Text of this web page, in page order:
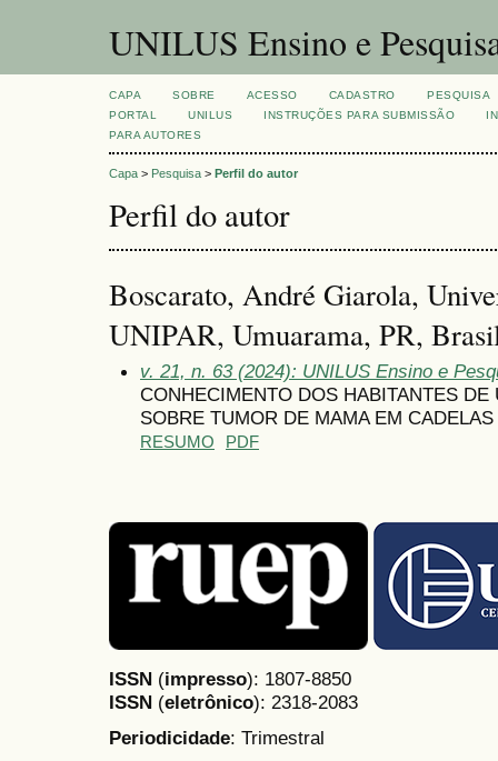
UNILUS Ensino e
CAPA SOBRE ACESSO CADASTRO
PESQUISA
PORTAL
UNILUS INSTRUÇÕES PARA SUBMISSÃO
PARA AUTORES
Capa > Pesquisa > Perfil do autor
Perfil do autor
Boscarato, André Giarola,
UNIPAR, Umuarama, PR,
v. 21, n. 63 (2024): UNILUS Ensino e
CONHECIMENTO DOS HABITANTES
SOBRE TUMOR DE MAMA EM CADELAS
RESUMO PDF
ISSN (impresso): 1807-8850
ISSN (eletrônico): 2318-2083
Periodicidade: Trimestral